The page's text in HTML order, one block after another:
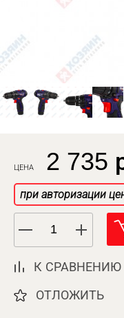
ЦЕНА 2 735
при авторизации
К СРАВНЕНИЮ
ОТЛОЖИТЬ